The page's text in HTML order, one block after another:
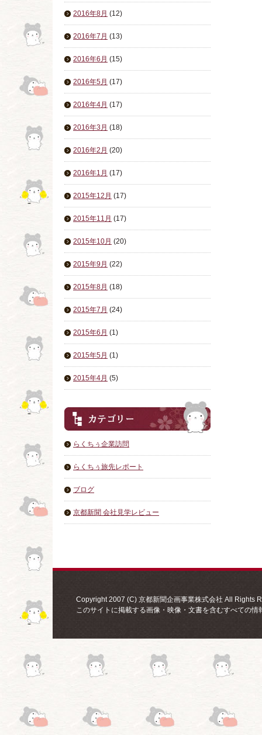
2016年8月 (12)
2016年7月 (13)
2016年6月 (15)
2016年5月 (17)
2016年4月 (17)
2016年3月 (18)
2016年2月 (20)
2016年1月 (17)
2015年12月 (17)
2015年11月 (17)
2015年10月 (20)
2015年9月 (22)
2015年8月 (18)
2015年7月 (24)
2015年6月 (1)
2015年5月 (1)
2015年4月 (5)
らくちぅ企業訪問
らくちぅ旅先レポート
ブログ
京都新聞 会社見学レビュー
Copyright 2007 (C) 京都新聞企画事業株式会社 All Rights
このサイトに掲載する画像・映像・文書を含むすべての